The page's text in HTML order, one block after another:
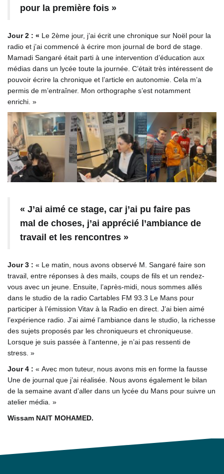
pour la première fois »
Jour 2 : « Le 2ème jour, j’ai écrit une chronique sur Noël pour la
radio et j’ai commencé à écrire mon journal de bord de stage.
Mamadi Sangaré était parti à une intervention d’éducation aux
médias dans un lycée toute la journée. C’était très intéressent de
pouvoir écrire la chronique et l’article en autonomie. Cela m’a
permis de m’entraîner. Mon orthographe s’est notamment
enrichi. »
« J’ai aimé ce stage, car j’ai pu faire pas
mal de choses, j’ai apprécié l’ambiance de
travail et les rencontres »
Jour 3 : « Le matin, nous avons observé M. Sangaré faire son
travail, entre réponses à des mails, coups de fils et un rendez-
vous avec un jeune. Ensuite, l’après-midi, nous sommes allés
dans le studio de la radio Cartables FM 93.3 Le Mans pour
participer à l’émission Vitav à la Radio en direct. J’ai bien aimé
l’expérience radio. J’ai aimé l’ambiance dans le studio, la richesse
des sujets proposés par les chroniqueurs et chroniqueuse.
Lorsque je suis passée à l’antenne, je n’ai pas ressenti de
stress. »
Jour 4 : « Avec mon tuteur, nous avons mis en forme la fausse
Une de journal que j’ai réalisée. Nous avons également le bilan
de la semaine avant d’aller dans un lycée du Mans pour suivre un
atelier média. »
Wissam NAIT MOHAMED.